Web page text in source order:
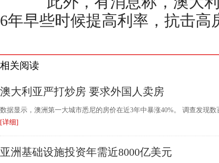
6年早些时候提高利率，抗击高
相关阅读
澳大利亚严打炒房 要求外国人卖房
数据显示，澳洲第一大城市悉尼的房价在近3年中暴涨40%。 调查发现
[详细]
亚洲基础设施投资年需近8000亿美元